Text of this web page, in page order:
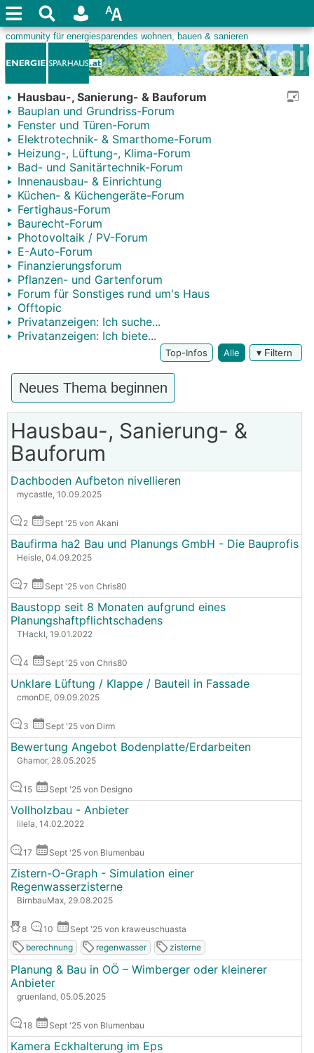
Hausbau-, Sanierung- & Bauforum
Bauplan und Grundriss-Forum
Fenster und Türen-Forum
Elektrotechnik- & Smarthome-Forum
Heizung-, Lüftung-, Klima-Forum
Bad- und Sanitärtechnik-Forum
Innenausbau- & Einrichtung
Küchen- & Küchengeräte-Forum
Fertighaus-Forum
Baurecht-Forum
Photovoltaik / PV-Forum
E-Auto-Forum
Finanzierungsforum
Pflanzen- und Gartenforum
Forum für Sonstiges rund um's Haus
Offtopic
Privatanzeigen: Ich suche...
Privatanzeigen: Ich biete...
Top-Infos Alle ▾ Filtern
Neues Thema beginnen
Hausbau-, Sanierung- &
Bauforum
Dachboden Aufbeton nivellieren
mycastle, 10.09.2025
2 Sept '25 von Akani
Baufirma ha2 Bau und Planungs GmbH - Die Bauprofis
Heisle, 04.09.2025
7 Sept '25 von Chris80
Baustopp seit 8 Monaten aufgrund eines
Planungshaftpflichtschadens
THackl, 19.01.2022
4 Sept '25 von Chris80
Unklare Lüftung / Klappe / Bauteil in Fassade
cmonDE, 09.09.2025
3 Sept '25 von Dirm
Bewertung Angebot Bodenplatte/Erdarbeiten
Ghamor, 28.05.2025
15 Sept '25 von Designo
Vollholzbau - Anbieter
lilela, 14.02.2022
17 Sept '25 von Blumenbau
Zistern-O-Graph - Simulation einer
Regenwasserzisterne
BirnbauMax, 29.08.2025
8 10
Sept '25 von kraweuschuasta
berechnung
regenwasser zisterne
Planung & Bau in OÖ – Wimberger oder kleinerer
Anbieter
gruenland, 05.05.2025
18 Sept '25 von Blumenbau
Kamera Eckhalterung im Eps